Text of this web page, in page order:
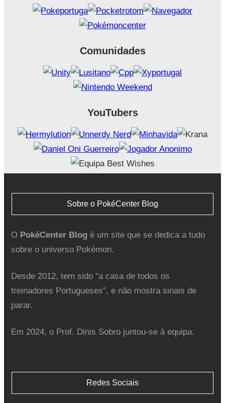
Comunidades
YouTubers
Sobre o PokéCenter Blog
O PokéCenter Blogé um site que se dedica a tudo
sobre o universo Pokémon.
Desde 2012, tem sido “a casa de todos os
treinadores Portugueses”, e não mostra sinais de
parar.
Em 2024, o Prof. Dinis Sobro juntou-se á equipa.
Redes Sociais